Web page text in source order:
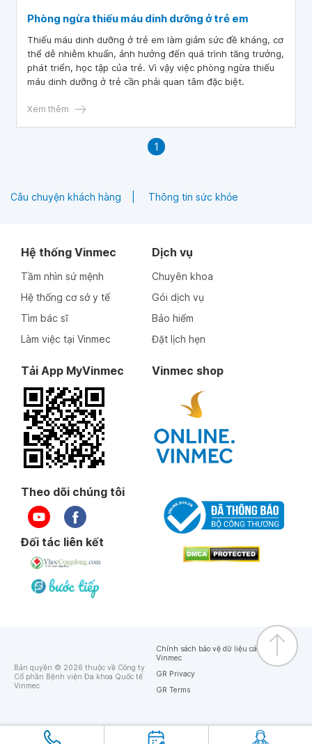
Phòng ngừa thiếu máu dinh dưỡng ở trẻ em
Thiếu máu dinh dưỡng ở trẻ em làm giảm sức đề kháng, cơ
thể dễ nhiễm khuẩn, ảnh hưởng đến quá trình tăng trưởng,
phát triển, học tập của trẻ. Vì vậy việc phòng ngừa thiếu
máu dinh dưỡng ở trẻ cần phải quan tâm đặc biệt.
Xem thêm
1
Câu chuyện khách hàng Thông tin sức khỏe
Hệ thống Vinmec
Tầm nhìn sứ mệnh
Hệ thống cơ sở y tế
Tìm bác sĩ
Làm việc tại Vinmec
Dịch vụ
Chuyên khoa
Gói dịch vụ
Bảo hiểm
Đặt lịch hẹn
Tải App MyVinmec Vinmec shop
Theo dõi chúng tôi
Đối tác liên kết
Bản quyền © 2026 thuộc về Công ty
Cổ phần Bệnh viện Đa khoa Quốc tế
Vinmec
Chính sách bảo vệ dữ liệu cá nhân của
Vinmec
GR Privacy
GR Terms